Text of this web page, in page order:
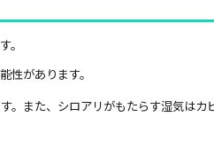
。
性があります。
。また、シロアリがもたらす湿気はカ